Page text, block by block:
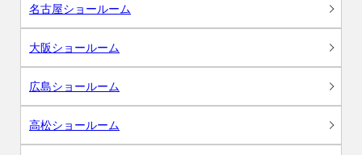
名古屋ショールーム
大阪ショールーム
広島ショールーム
高松ショールーム